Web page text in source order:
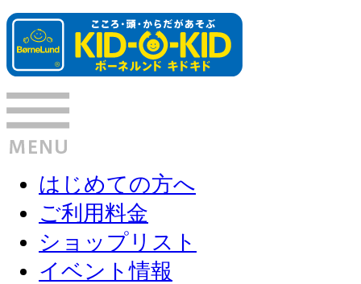
はじめての方へ
ご利用料金
ショップリスト
イベント情報